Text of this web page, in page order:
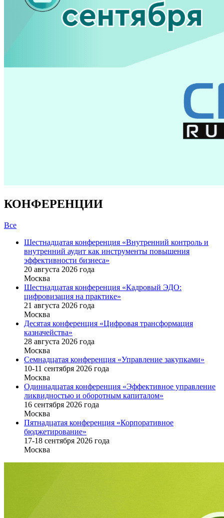
КОНФЕРЕНЦИИ
Все
Шестнадцатая конференция «Внутренний контроль и
внутренний аудит как инструменты повышения
эффективности бизнеса»
20 августа 2026 года
Москва
Шестнадцатая конференция «Кадровый ЭДО:
цифровизация на практике»
21 августа 2026 года
Москва
Десятая конференция «Цифровая трансформация
казначейства»
28 августа 2026 года
Москва
Семнадцатая конференция «Управление закупками»
10-11 сентября 2026 года
Москва
Одиннадцатая конференция «Эффективное управление
ликвидностью и оборотным капиталом»
16 cентября 2026 года
Москва
Пятнадцатая конференция «Корпоративное
бюджетирование»
17-18 сентября 2026 года
Москва